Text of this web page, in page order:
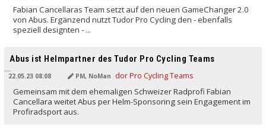
Fabian Cancellaras Team setzt auf den neuen GameChanger 2.0
von Abus. Ergänzend nutzt Tudor Pro Cycling den - ebenfalls
speziell designten - ...
Abus ist Helmpartner des Tudor Pro Cycling Teams
22.05.23 08:08 PM, NoMan
Gemeinsam mit dem ehemaligen Schweizer Radprofi Fabian
Cancellara weitet Abus per Helm-Sponsoring sein Engagement im
Profiradsport aus.